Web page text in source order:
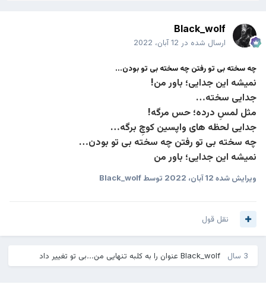
Black_wolf
ارسال شده در 12 آبان، 2022
چه سخته بی تو رفتن چه سخته بی تو بودن…
نمیشه این جدایی؛ باور من!
جدایی سخته…
مثل لمسِ درده؛ حس مرگه!
جدایی لحظه های واپسین کوچِ برگه…
چه سخته بی تو رفتن چه سخته بی تو بودن…
نمیشه این جدایی؛ باور من
ویرایش شده12 آبان، 2022 توسط Black_wolf
نقل قول
3 سال Black_wolfعنوان را به کلبه تنهایی من...بی توتغییر داد